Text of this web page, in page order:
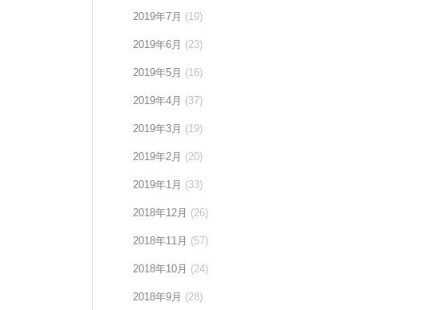
2019年7月 (19)
2019年6月 (23)
2019年5月 (16)
2019年4月 (37)
2019年3月 (19)
2019年2月 (20)
2019年1月 (33)
2018年12月 (26)
2018年11月 (57)
2018年10月 (24)
2018年9月 (28)